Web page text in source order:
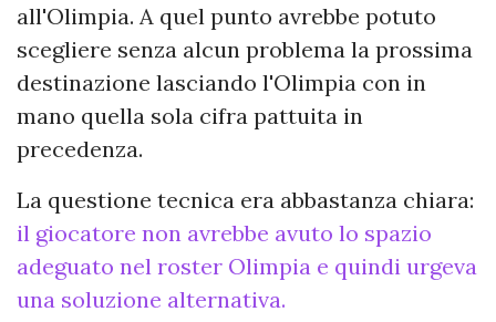
all'Olimpia. A quel punto avrebbe potuto
scegliere senza alcun problema la prossima
destinazione lasciando l'Olimpia con in
mano quella sola cifra pattuita in
precedenza.
La questione tecnica era abbastanza chiara:
il giocatore non avrebbe avuto lo spazio
adeguato nel roster Olimpia e quindi urgeva
una soluzione alternativa.